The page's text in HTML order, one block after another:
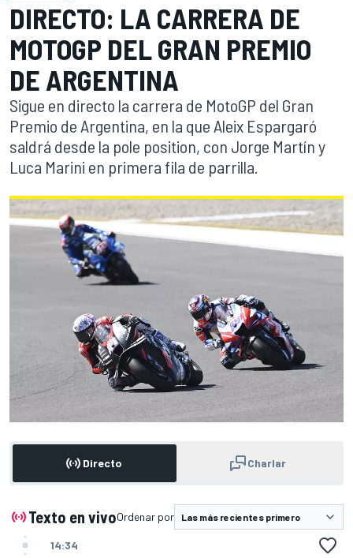
DIRECTO: LA CARRERA DE
MOTOGP DEL GRAN PREMIO
DE ARGENTINA
Sigue en directo la carrera de MotoGP del Gran
Premio de Argentina, en la que Aleix Espargaró
saldrá desde la pole position, con Jorge Martín y
Luca Marini en primera fila de parrilla.
Directo Charlar
Texto en vivoOrdenar por
14:34